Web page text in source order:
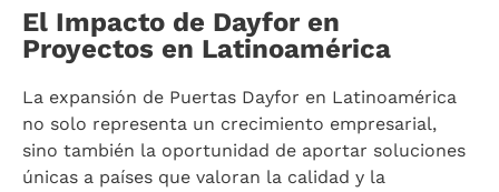
El Impacto de Dayfor en
Proyectos en Latinoamérica
La expansión de Puertas Dayfor en Latinoamérica
no solo representa un crecimiento empresarial,
sino también la oportunidad de aportar soluciones
únicas a países que valoran la calidad y la